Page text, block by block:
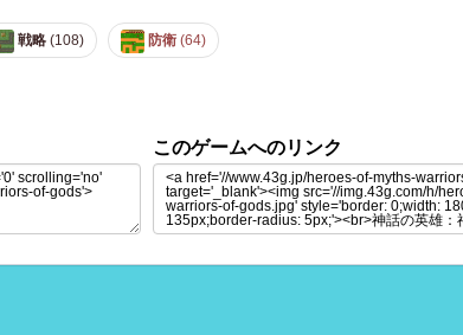
戦略 (108) 防衛 (64)
このゲームへのリンク